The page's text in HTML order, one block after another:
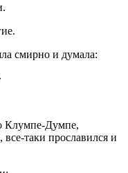
смирно и думала:
Клумпе-Думпе,
таки прославился и